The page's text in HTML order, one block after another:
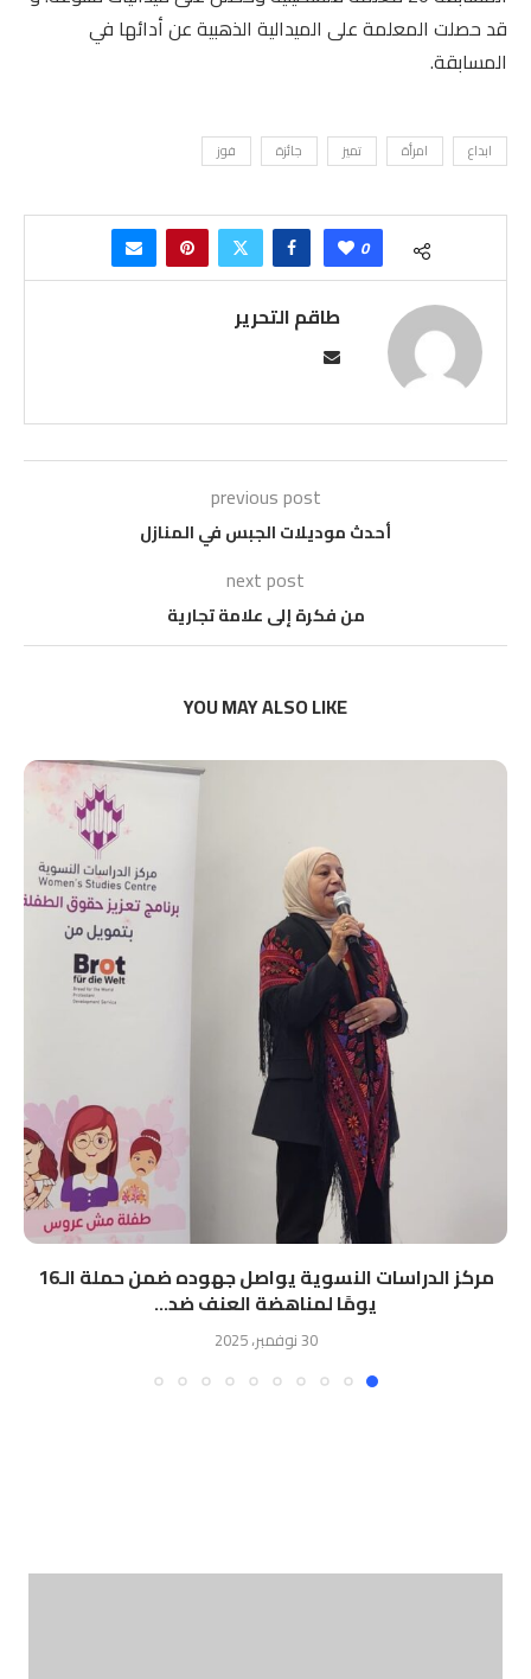
قد حصلت المعلمة على الميدالية الذهبية عن أدائها في
المسابقة.
ابداع امرأة تميز جائزة فوز
0
طاقم التحرير
previous post
أحدث موديلات الجبس في المنازل
next post
من فكرة إلى علامة تجارية
YOU MAY ALSO LIKE
مركز الدراسات النسوية يواصل جهوده ضمن حملة الـ16
يومًا لمناهضة العنف ضد...
30 نوفمبر، 2025